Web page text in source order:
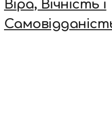
Віра, Вічність і